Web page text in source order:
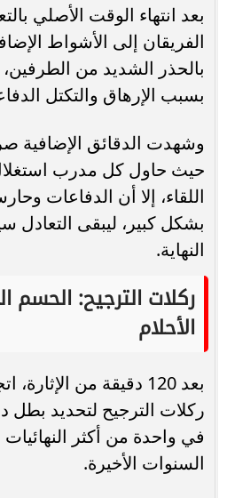
الفريقان إلى الأشواط
بالحذر الشديد من
بسبب الإرهاق والتكتل
وشهدت الدقائق الإضافية
حيث حاول كل مدرب
اللقاء، إلا أن الدفاعات
بشكل كبير، ليبقى التعادل
النهاية.
ركلات الترجيح: الحسم
الأحلام
بعد 120 دقيقة من
ركلات الترجيح لتحديد بطل
في واحدة من أكثر النهائيات
السنوات الأخيرة.